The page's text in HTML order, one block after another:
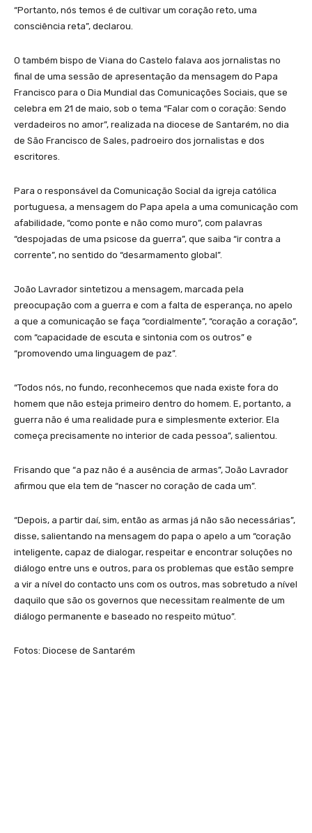
“Portanto, nós temos é de cultivar um coração reto, uma
consciência reta”, declarou.
O também bispo de Viana do Castelo falava aos jornalistas no
final de uma sessão de apresentação da mensagem do Papa
Francisco para o Dia Mundial das Comunicações Sociais, que se
celebra em 21 de maio, sob o tema “Falar com o coração: Sendo
verdadeiros no amor”, realizada na diocese de Santarém, no dia
de São Francisco de Sales, padroeiro dos jornalistas e dos
escritores.
Para o responsável da Comunicação Social da igreja católica
portuguesa, a mensagem do Papa apela a uma comunicação com
afabilidade, “como ponte e não como muro”, com palavras
“despojadas de uma psicose da guerra”, que saiba “ir contra a
corrente”, no sentido do “desarmamento global”.
João Lavrador sintetizou a mensagem, marcada pela
preocupação com a guerra e com a falta de esperança, no apelo
a que a comunicação se faça “cordialmente”, “coração a coração”,
com “capacidade de escuta e sintonia com os outros” e
“promovendo uma linguagem de paz”.
“Todos nós, no fundo, reconhecemos que nada existe fora do
homem que não esteja primeiro dentro do homem. E, portanto, a
guerra não é uma realidade pura e simplesmente exterior. Ela
começa precisamente no interior de cada pessoa”, salientou.
Frisando que “a paz não é a ausência de armas”, João Lavrador
afirmou que ela tem de “nascer no coração de cada um”.
“Depois, a partir daí, sim, então as armas já não são necessárias”,
disse, salientando na mensagem do papa o apelo a um “coração
inteligente, capaz de dialogar, respeitar e encontrar soluções no
diálogo entre uns e outros, para os problemas que estão sempre
a vir a nível do contacto uns com os outros, mas sobretudo a nível
daquilo que são os governos que necessitam realmente de um
diálogo permanente e baseado no respeito mútuo”.
Fotos: Diocese de Santarém